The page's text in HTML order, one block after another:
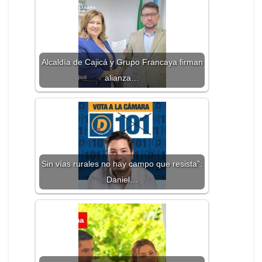
Alcaldía de Cajicá y Grupo Francaya firman
alianza…
Sin vías rurales no hay campo que resista”:
Daniel…